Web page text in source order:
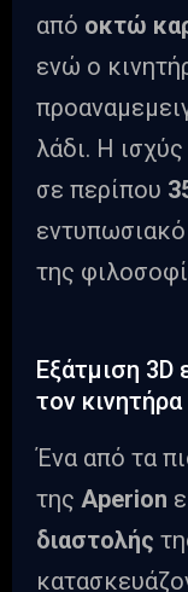
από οκτώ
ενώ ο
λάδι. Η
σε περίπου
εντυπωσιακό
της
Εξάτμιση 3D
τον
Ένα από τα
της Aperion
διαστολής